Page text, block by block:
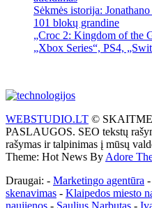
Sėkmės istorija:
101 blokų grandine
„Croc 2: Kingdom of the
„Xbox Series“, PS4,
WEBSTUDIO.LT ©
PASLAUGOS. SEO tekstų
rašymas ir talpinimas į mūsų
Theme: Hot News By Adore
Draugai: - Marketingo agentūra -
skenavimas - Klaipedos miesto
naujienos - Saulius Narbutas -